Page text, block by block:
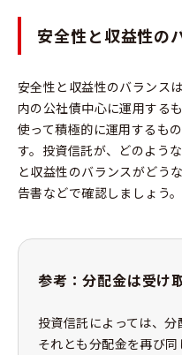
安全性と収益性の
安全性と収益性のバランス
内の公社債中心に運用する
使って積極的に運用するも
す。投資信託が、どのよう
と収益性のバランスがどう
告書などで確認しましょう。
参考：分配金は受け
投資信託によっては、分
それとも分配金を再び